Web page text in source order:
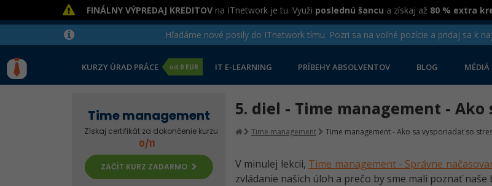
FINÁLNY VÝPREDAJ KREDITOV na ITnetwork je tu. Využi poslednú šancu a získaj až 80 % extra
Hľadáme nové posily do ITnetwork tímu. Pozri sa na voľné pozície a pridaj sa k
KURZY ÚRAD PRÁCE od 0 EUR IT E-LEARNING PRÍBEHY ABSOLVENTOV BLOG MÉDIÁ
Time management
Získaj certifikát za dokončenie kurzu
0/11
ZAČÍT KURZ ZADARMO
5. diel - Time management - Ako
Time management Time management - Ako sa vysporiadať so
V minulej lekcii, Time management - Správne
zvládanie našich úloh a prečo by sme mali poznať naše